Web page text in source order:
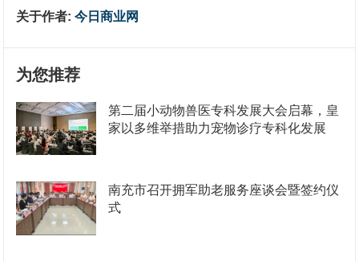
关于作者:今日商业网
为您推荐
第二届小动物兽医专科发展大会启幕，皇
家以多维举措助力宠物诊疗专科化发展
南充市召开拥军助老服务座谈会暨签约仪
式